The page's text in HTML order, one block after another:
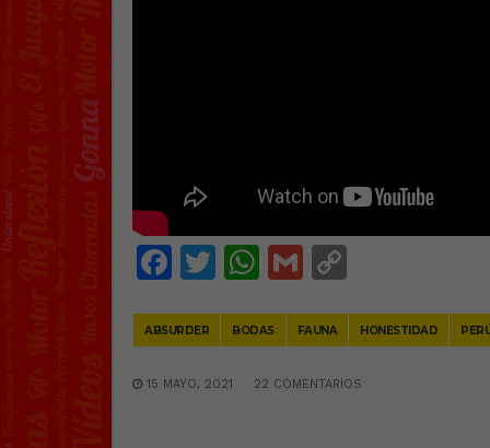
Facebook
Twitter
WhatsApp
Gmail
ABSURDER BODAS FAUNA HONESTIDAD
15 MAYO, 2021 22 COMENTARIOS